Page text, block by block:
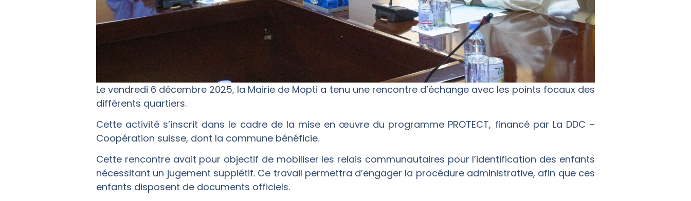
Le vendredi 6 décembre 2025, la Mairie de Mopti a tenu une rencontre d’échange avec les points focaux des
différents quartiers.
Cette activité s’inscrit dans le cadre de la mise en œuvre du programme PROTECT, financé par La DDC –
Coopération suisse, dont la commune bénéficie.
Cette rencontre avait pour objectif de mobiliser les relais communautaires pour l’identification des enfants
nécessitant un jugement supplétif. Ce travail permettra d’engager la procédure administrative, afin que ces
enfants disposent de documents officiels.